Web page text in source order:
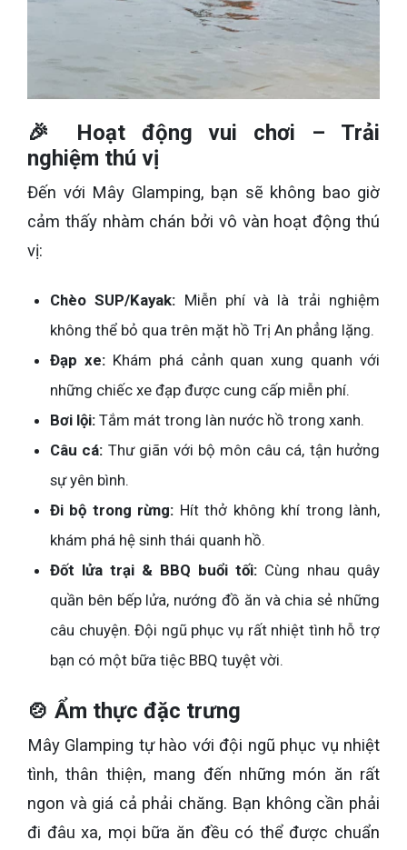
🎉 Hoạt động vui chơi – Trải
nghiệm thú vị
Đến với Mây Glamping, bạn sẽ không bao giờ
cảm thấy nhàm chán bởi vô vàn hoạt động thú
vị:
Chèo SUP/Kayak: Miễn phí và là trải nghiệm
không thể bỏ qua trên mặt hồ Trị An phẳng lặng.
Đạp xe:Khám phá cảnh quan xung quanh với
những chiếc xe đạp được cung cấp miễn phí.
Bơi lội: Tắm mát trong làn nước hồ trong xanh.
Câu cá: Thư giãn với bộ môn câu cá, tận hưởng
sự yên bình.
Đi bộ trong rừng: Hít thở không khí trong lành,
khám phá hệ sinh thái quanh hồ.
Đốt lửa trại & BBQ buổi tối: Cùng nhau quây
quần bên bếp lửa, nướng đồ ăn và chia sẻ những
câu chuyện. Đội ngũ phục vụ rất nhiệt tình hỗ trợ
bạn có một bữa tiệc BBQ tuyệt vời.
🍲 Ẩm thực đặc trưng
Mây Glamping tự hào với đội ngũ phục vụ nhiệt
tình, thân thiện, mang đến những món ăn rất
ngon và giá cả phải chăng. Bạn không cần phải
đi đâu xa, mọi bữa ăn đều có thể được chuẩn